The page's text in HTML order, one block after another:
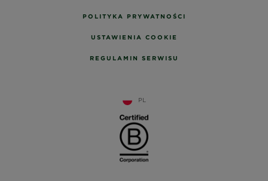
POLITYKA PRYWATNOŚCI
USTAWIENIA COOKIE
REGULAMIN SERWISU
PL